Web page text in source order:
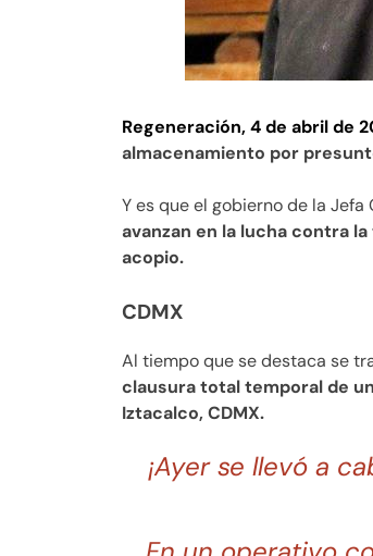
Regeneración, 4 de abril de
almacenamiento por
Y es que el gobierno de la
avanzan en la lucha contra
acopio.
CDMX
Al tiempo que se destaca se
clausura total temporal de
Iztacalco, CDMX.
¡Ayer se llevó a